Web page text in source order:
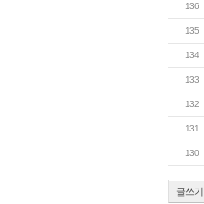
136
135
134
133
132
131
130
글쓰기